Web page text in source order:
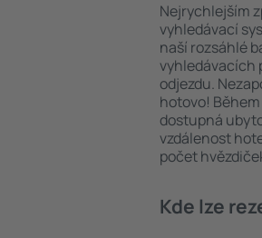
Nejrychlejším
vyhledávací
naší rozsáhlé
vyhledávacích
odjezdu.
hotovo!
dostupná
vzdálenost
počet
Kde lze